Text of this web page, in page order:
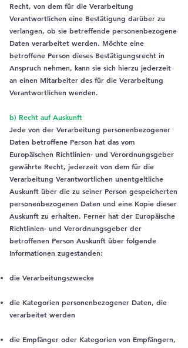
Recht, von dem für die Verarbeitung
Verantwortlichen eine Bestätigung darüber zu
verlangen, ob sie betreffende personenbezogene
Daten verarbeitet werden. Möchte eine
betroffene Person dieses Bestätigungsrecht in
Anspruch nehmen, kann sie sich hierzu jederzeit
an einen Mitarbeiter des für die Verarbeitung
Verantwortlichen wenden.
b) Recht auf Auskunft
Jede von der Verarbeitung personenbezogener
Daten betroffene Person hat das vom
Europäischen Richtlinien- und Verordnungsgeber
gewährte Recht, jederzeit von dem für die
Verarbeitung Verantwortlichen unentgeltliche
Auskunft über die zu seiner Person gespeicherten
personenbezogenen Daten und eine Kopie dieser
Auskunft zu erhalten. Ferner hat der Europäische
Richtlinien- und Verordnungsgeber der
betroffenen Person Auskunft über folgende
Informationen zugestanden:
die Verarbeitungszwecke
die Kategorien personenbezogener Daten, die
verarbeitet werden
die Empfänger oder Kategorien von Empfängern,